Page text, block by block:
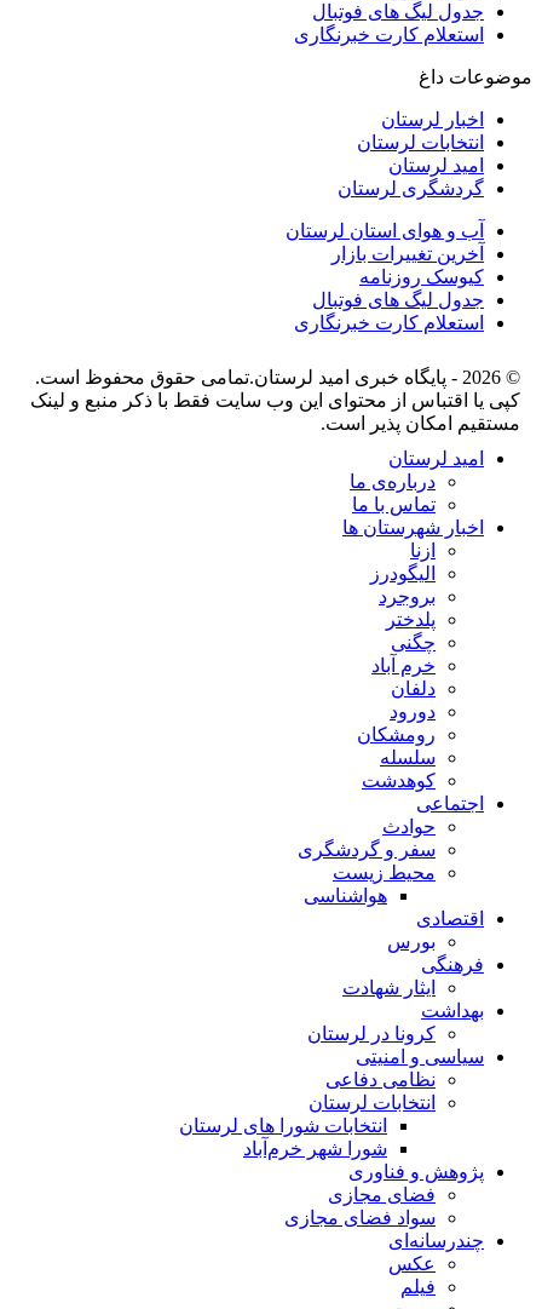
جدول لیگ های فوتبال
استعلام کارت خبرنگاری
موضوعات داغ
اخبار لرستان
انتخابات لرستان
امید لرستان
گردشگری لرستان
آب و هوای استان لرستان
آخرین تغییرات بازار
کیوسک روزنامه
جدول لیگ های فوتبال
استعلام کارت خبرنگاری
© 2026 - پایگاه خبری اميد لرستان.تمامی حقوق محفوظ است.
کپی یا اقتباس از محتوای این وب سایت فقط با ذکر منبع و لینک
مستقیم امکان پذیر است.
امید لرستان
درباره‌ی ما
تماس با ما
اخبار شهرستان ها
ازنا
الیگودرز
بروجرد
پلدختر
چگنی
خرم آباد
دلفان
دورود
رومشکان
سلسله
کوهدشت
اجتماعی
حوادث
سفر و گردشگری
محیط زیست
هواشناسی
اقتصادی
بورس
فرهنگی
ایثار شهادت
بهداشت
کرونا در لرستان
سیاسی و امنیتی
نظامی دفاعی
انتخابات لرستان
انتخابات شورا های لرستان
شورا شهر خرم‌آباد
پژوهش و فناوری
فضای مجازی
سواد فضای مجازی
چندرسانه‌ای
عكس
فیلم